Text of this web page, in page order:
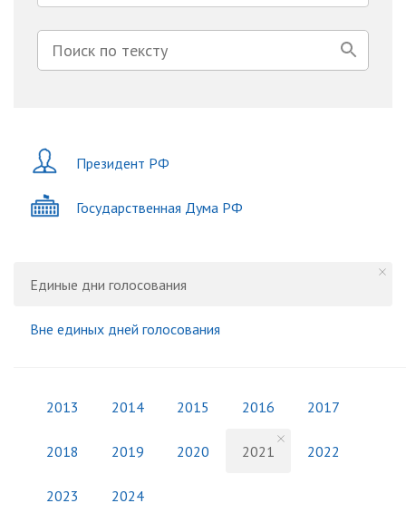
Президент РФ
Государственная Дума РФ
Единые дни голосования
Вне единых дней голосования
2013 2014 2015 2016 2017
2018 2019 2020 2021 2022
2023 2024